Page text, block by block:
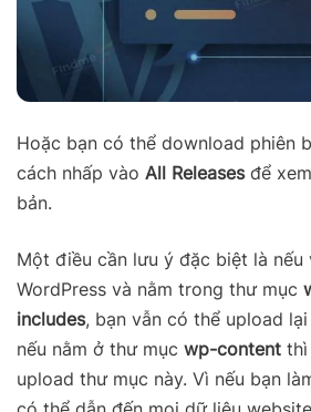
Hoặc bạn có thể download phiên
cách nhấp vào All Releasesđể
bản.
Một điều cần lưu ý đặc biệt là nếu
WordPress và nằm trong thư mục
includes, bạn vẫn có thể upload
nếu nằm ở thư mục wp-content
upload thư mục này. Vì nếu bạn